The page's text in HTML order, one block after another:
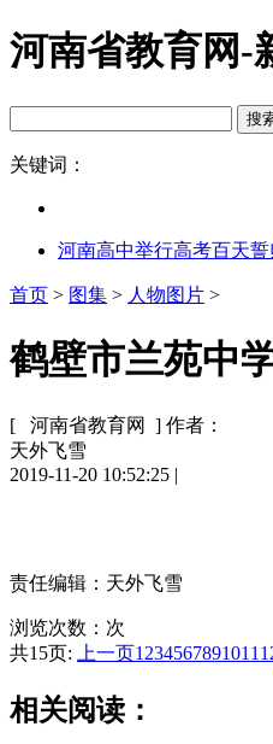
河南省教育网-
关键词：
河南高中举行高考百天誓
首页 > 图集 > 人物图片 >
鹤壁市兰苑中
[ 河南省教育网 ] 作者：
天外飞雪
2019-11-20 10:52:25 |
责任编辑：天外飞雪
浏览次数： 次
共15页:
上一页1 234567891011
相关阅读：